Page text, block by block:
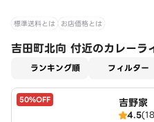
標準送料とは お店価格とは
吉田町北向 付近のカレーラ
ランキング順 フィルター
50%OFF 吉野家
4.5